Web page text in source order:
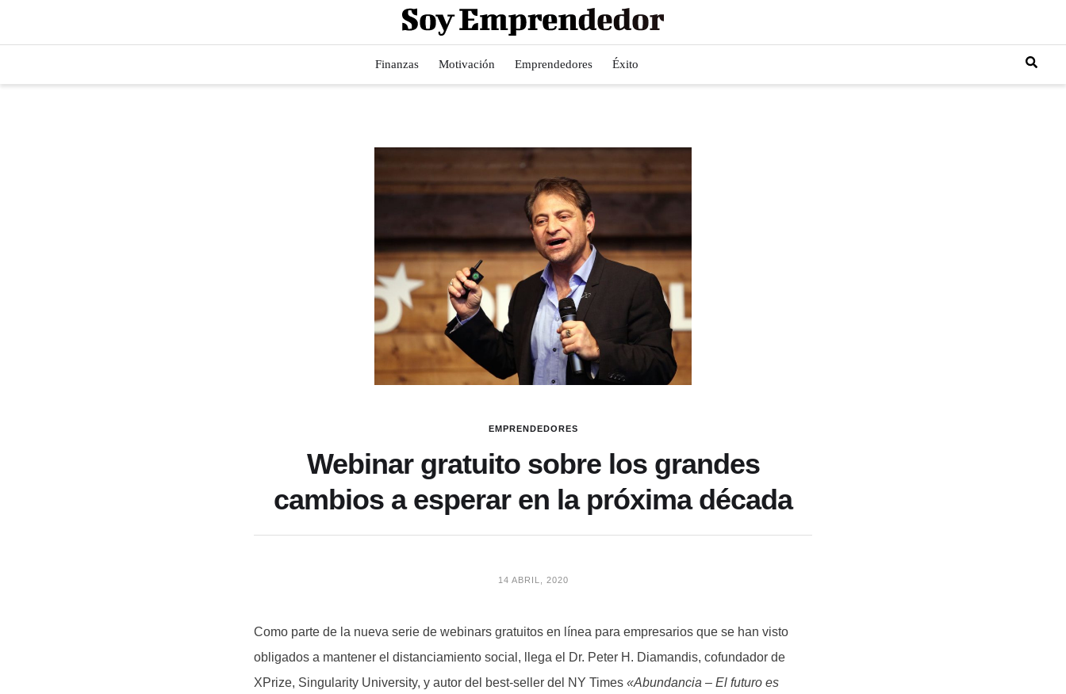
Finanzas Motivación Emprendedores Éxito
EMPRENDEDORES
Webinar gratuito sobre los grandes
cambios a esperar en la próxima década
14 ABRIL, 2020
Como parte de la nueva serie de webinars gratuitos en línea para empresarios que se han visto
obligados a mantener el distanciamiento social, llega el Dr. Peter H. Diamandis, cofundador de
XPrize, Singularity University, y autor del best-seller del NY Times «Abundancia – El futuro es